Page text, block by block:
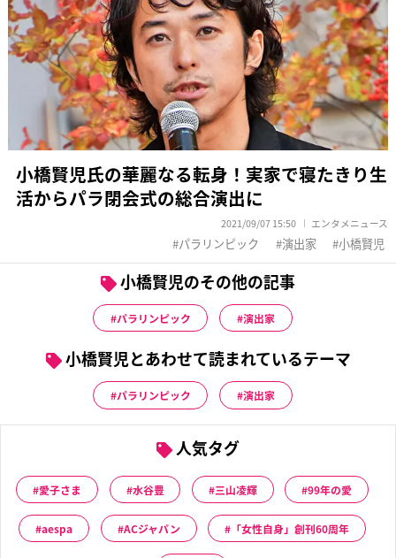
小橋賢児氏の華麗なる転身！実家で寝たきり生
活からパラ閉会式の総合演出に
2021/09/07 15:50 エンタメニュース
パラリンピック 演出家 小橋賢児
小橋賢児のその他の記事
パラリンピック 演出家
小橋賢児とあわせて読まれているテーマ
パラリンピック 演出家
人気タグ
愛子さま 水谷豊 三山凌輝 99年の愛
aespa ACジャパン 「女性自身」創刊60周年